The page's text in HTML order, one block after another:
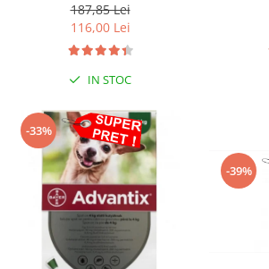
187,85 Lei
116,00 Lei
IN STOC
-33%
-39%